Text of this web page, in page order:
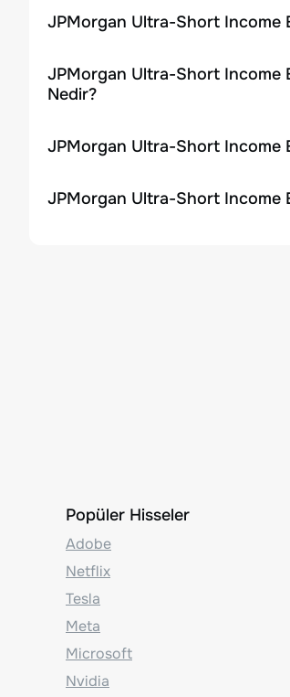
JPMorgan Ultra-Short Income
JPMorgan Ultra-Short Income
Nedir?
JPMorgan Ultra-Short Income
JPMorgan Ultra-Short Income
Popüler Hisseler
Adobe
Netflix
Tesla
Meta
Microsoft
Nvidia